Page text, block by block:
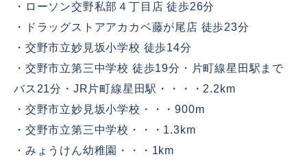
・ローソン交野私部４丁目店 徒歩26分
・ドラッグストアアカカベ藤が尾店 徒歩23分
・交野市立妙見坂小学校 徒歩14分
・交野市立第三中学校 徒歩19分・片町線星田駅まで
バス21分・JR片町線星田駅・・・・2.2km
・交野市立妙見坂小学校・・・900m
・交野市立第三中学校・・・1.3km
・みょうけん幼稚園・・・1km